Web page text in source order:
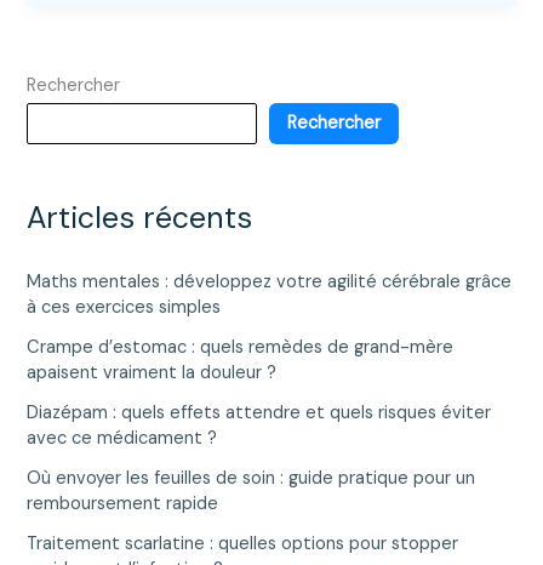
transforment
aux
en
France
Rechercher
Rechercher
Articles récents
Maths mentales : développez votre agilité cérébrale grâce
à ces exercices simples
Crampe d’estomac : quels remèdes de grand-mère
apaisent vraiment la douleur ?
Diazépam : quels effets attendre et quels risques éviter
avec ce médicament ?
Où envoyer les feuilles de soin : guide pratique pour un
remboursement rapide
Traitement scarlatine : quelles options pour stopper